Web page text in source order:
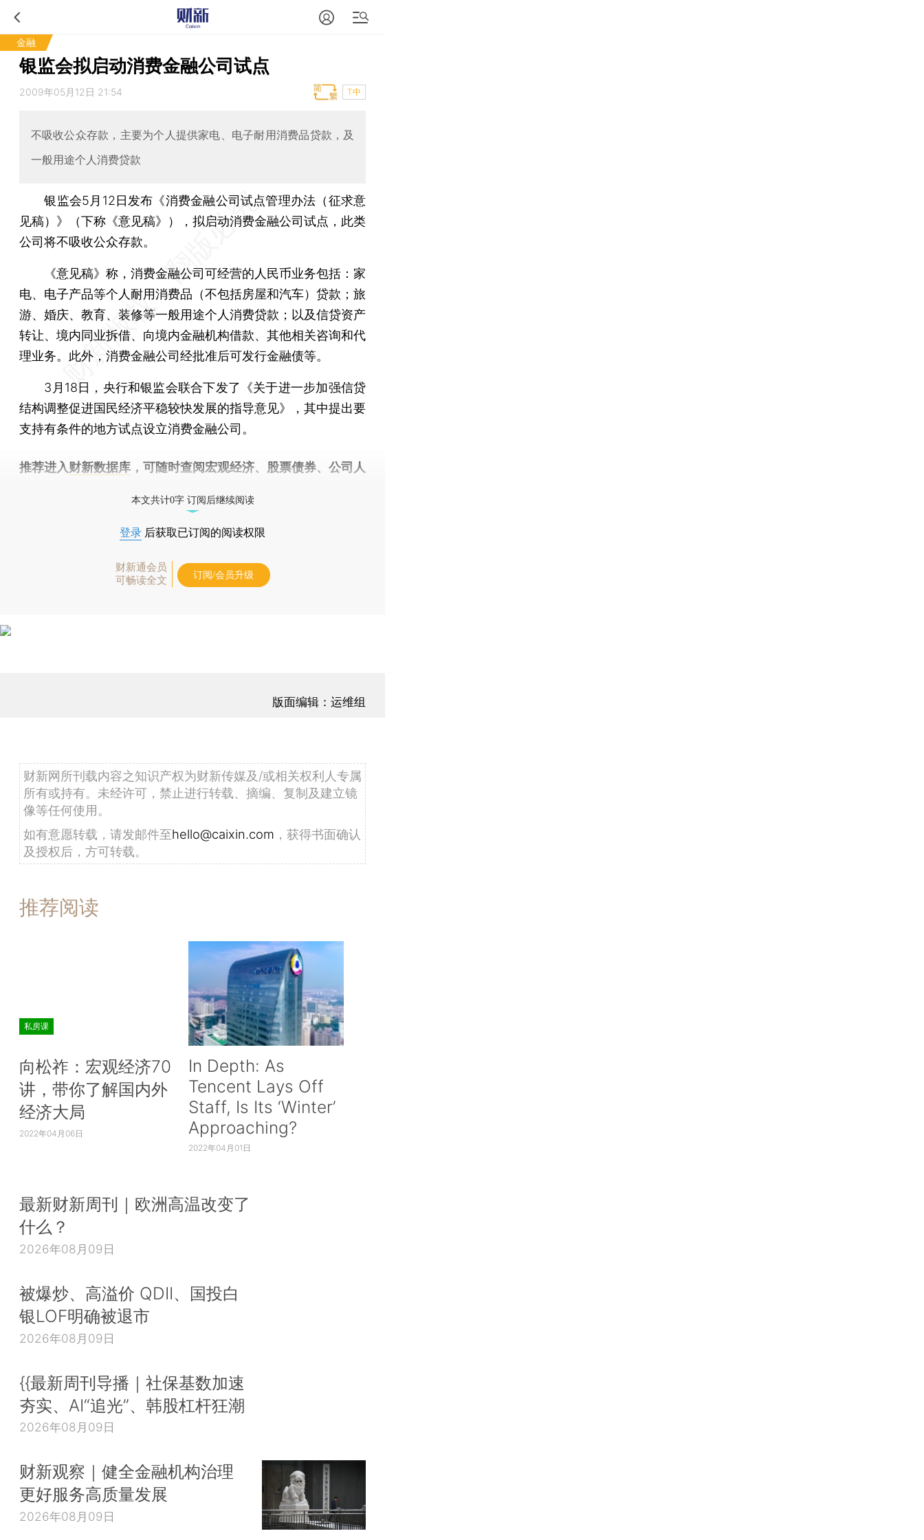
金融
银监会拟启动消费金融公司试点
2009年05月12日 21:54 T中
不吸收公众存款，主要为个人提供家电、电子耐用消费品贷款，及
一般用途个人消费贷款
银监会5月12日发布《消费金融公司试点管理办法（征求意
见稿）》（下称《意见稿》），拟启动消费金融公司试点，此类
公司将不吸收公众存款。
《意见稿》称，消费金融公司可经营的人民币业务包括：家
电、电子产品等个人耐用消费品（不包括房屋和汽车）贷款；旅
游、婚庆、教育、装修等一般用途个人消费贷款；以及信贷资产
转让、境内同业拆借、向境内金融机构借款、其他相关咨询和代
理业务。此外，消费金融公司经批准后可发行金融债等。
3月18日，央行和银监会联合下发了《关于进一步加强信贷
结构调整促进国民经济平稳较快发展的指导意见》，其中提出要
支持有条件的地方试点设立消费金融公司。
推荐进入财新数据库 ，可随时查阅宏观经济、股票债券、公司人
本文共计0字 订阅后继续阅读
登录 后获取已订阅的阅读权限
财新通会员
可畅读全文
订阅/会员升级
版面编辑：运维组
财新网所刊载内容之知识产权为财新传媒及/或相关权利人专属
所有或持有。未经许可，禁止进行转载、摘编、复制及建立镜
像等任何使用。
如有意愿转载，请发邮件至hello@caixin.com ，获得书面确认
及授权后，方可转载。
推荐阅读
私房课
向松祚：宏观经济70
讲，带你了解国内外
经济大局
2022年04月06日
In Depth: As
Tencent Lays Off
Staff, Is Its ‘Winter’
Approaching?
2022年04月01日
最新财新周刊｜欧洲高温改变了
什么？
2026年08月09日
被爆炒、高溢价 QDII、国投白
银LOF明确被退市
2026年08月09日
{{最新周刊导播｜社保基数加速
夯实、AI“追光”、韩股杠杆狂潮
2026年08月09日
财新观察｜健全金融机构治理
更好服务高质量发展
2026年08月09日